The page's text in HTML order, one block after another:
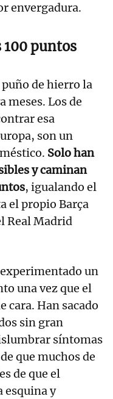
envergadura.
100 puntos
de hierro la
meses. Los de
esa
son un
Solo han
y caminan
, igualando el
el propio Barça
Real Madrid
un
una vez que el
cara. Han sacado
sin gran
síntomas
que muchos de
de que el
esquina y